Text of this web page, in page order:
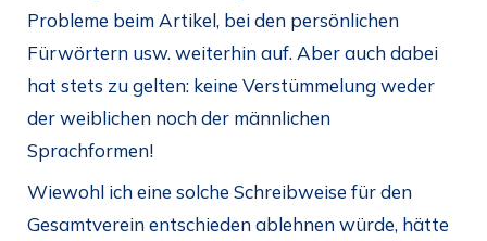
Probleme beim Artikel, bei den persönlichen
Fürwörtern usw. weiterhin auf. Aber auch dabei
hat stets zu gelten: keine Verstümmelung weder
der weiblichen noch der männlichen
Sprachformen!
Wiewohl ich eine solche Schreibweise für den
Gesamtverein entschieden ablehnen würde, hätte